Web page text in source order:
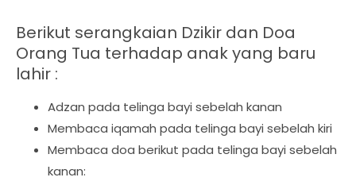
Berikut serangkaian Dzikir dan Doa
Orang Tua terhadap anak yang baru
lahir :
Adzan pada telinga bayi sebelah kanan
Membaca iqamah pada telinga bayi sebelah kiri
Membaca doa berikut pada telinga bayi sebelah
kanan: